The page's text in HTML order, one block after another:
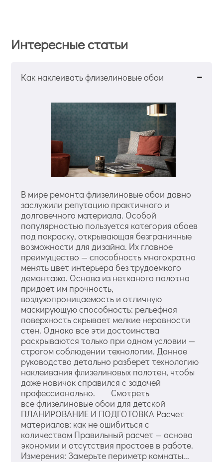
Интересные статьи
Как наклеивать флизелиновые обои
В мире ремонта флизелиновые обои давно
заслужили репутацию практичного и
долговечного материала. Особой
популярностью пользуется категория обоев
под покраску, открывающая безграничные
возможности для дизайна. Их главное
преимущество — способность многократно
менять цвет интерьера без трудоемкого
демонтажа. Основа из нетканого полотна
придает им прочность,
воздухопроницаемость и отличную
маскирующую способность: рельефная
поверхность скрывает мелкие неровности
стен. Однако все эти достоинства
раскрываются только при одном условии —
строгом соблюдении технологии. Данное
руководство детально разберет технологию
наклеивания флизелиновых полотен, чтобы
даже новичок справился с задачей
профессионально. Смотреть
все флизелиновые обои для детской
ПЛАНИРОВАНИЕ И ПОДГОТОВКА Расчет
материалов: как не ошибиться с
количеством Правильный расчет — основа
экономии и отсутствия простоев в работе.
Измерения: Замерьте периметр комнаты...